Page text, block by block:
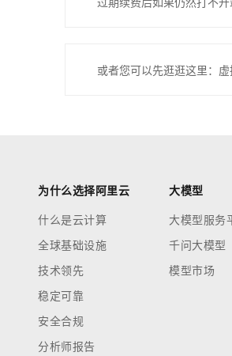
或者您可以先逛逛这里：